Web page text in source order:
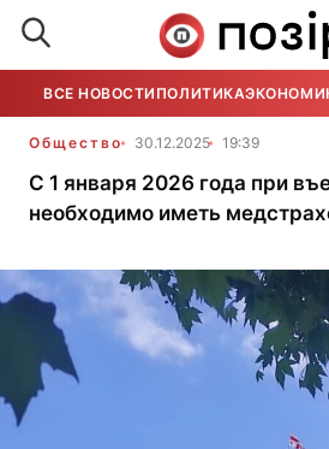
ВСЕ НОВОСТИ ПОЛИТИКА
Общество 30.12.2025 19:39
С 1 января 2026 года при
необходимо иметь